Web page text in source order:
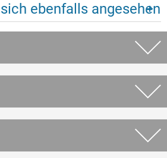
ebenfalls angesehen